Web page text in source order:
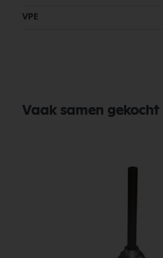
VPE
Vaak samen gekocht